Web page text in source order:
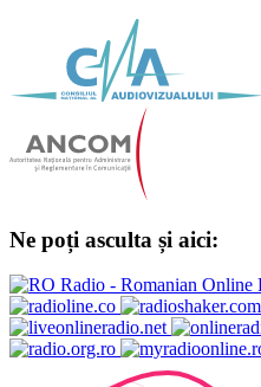
Ne poți asculta și aici: